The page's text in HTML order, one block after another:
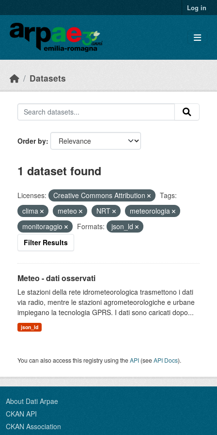
Log in
Datasets
Order by
1 dataset found
Licenses: Creative Commons Attribution
Tags:
clima
meteo NRT
meteorologia
monitoraggio
Formats:
json_ld
Filter Results
Meteo - dati osservati
Le stazioni della rete idrometeorologica trasmettono i dati
via radio, mentre le stazioni agrometeorologiche e urbane
impiegano la tecnologia GPRS. I dati sono caricati dopo...
json_ld
You can also access this registry using theAPI (seeAPI Docs).
About Dati Arpae
CKAN API
CKAN Association